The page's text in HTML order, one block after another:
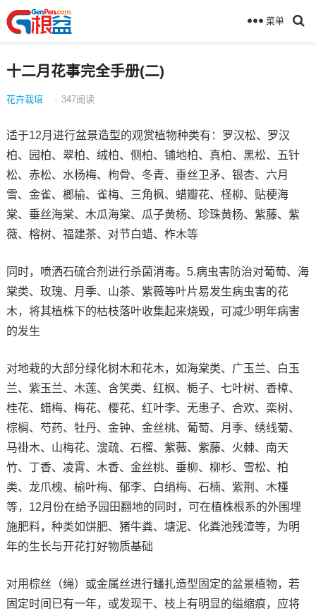
菜单
十二月花事完全手册(二)
花卉栽培 · 347阅读
适于12月进行盆景造型的观赏植物种类有：罗汉松、罗汉
柏、园柏、翠柏、绒柏、侧柏、铺地柏、真柏、黑松、五针
松、赤松、水杨梅、枸骨、冬青、垂丝卫矛、银杏、六月
雪、金雀、榔榆、雀梅、三角枫、蜡瓣花、柽柳、贴梗海
棠、垂丝海棠、木瓜海棠、瓜子黄杨、珍珠黄杨、紫藤、紫
薇、榕树、福建茶、对节白蜡、柞木等
同时，喷洒石硫合剂进行杀菌消毒。5.病虫害防治对葡萄、海
棠类、玫瑰、月季、山茶、紫薇等叶片易发生病虫害的花
木，将其植株下的枯枝落叶收集起来烧毁，可减少明年病害
的发生
对地栽的大部分绿化树木和花木，如海棠类、广玉兰、白玉
兰、紫玉兰、木莲、含笑类、红枫、栀子、七叶树、香樟、
桂花、蜡梅、梅花、樱花、红叶李、无患子、合欢、栾树、
棕榈、芍药、牡丹、金钟、金丝桃、葡萄、月季、绣线菊、
马褂木、山梅花、溲疏、石榴、紫薇、紫藤、火棘、南天
竹、丁香、凌霄、木香、金丝桃、垂柳、柳杉、雪松、柏
类、龙爪槐、榆叶梅、郁李、白绢梅、石楠、紫荆、木槿
等，12月份在给予园田翻地的同时，可在植株根系的外围埋
施肥料，种类如饼肥、猪牛粪、塘泥、化粪池残渣等，为明
年的生长与开花打好物质基础
对用棕丝（绳）或金属丝进行蟠扎造型固定的盆景植物，若
固定时间已有一年，或发现干、枝上有明显的缢缩痕，应将